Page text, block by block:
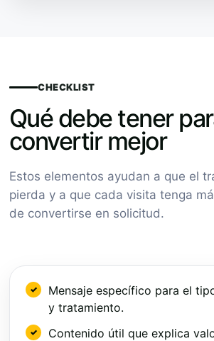
CHECKLIST
Qué debe tener
convertir mejor
Estos elementos ayudan a que el
pierda y a que cada visita tenga
de convertirse en solicitud.
Mensaje específico para el
y tratamiento.
Contenido útil que explica